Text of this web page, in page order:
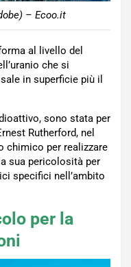
– Ecoo.it
al livello del
che si
in superficie più il
sono stata per
Rutherford, nel
chimico per realizzare
sua pericolosità per
specifici nell’ambito
per la